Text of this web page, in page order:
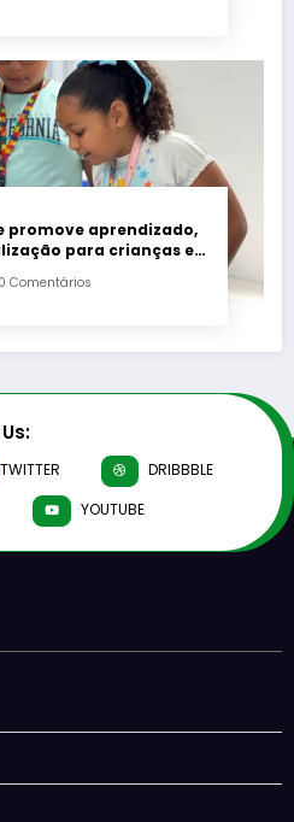
promove aprendizado,
para crianças e
0 Comentários
TWITTER
DRIBBBLE
YOUTUBE